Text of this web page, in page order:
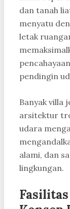
dan tanah
menyatu
letak
pendingin
Banyak villa
arsitektur
udara
alami, dan
lingkungan.